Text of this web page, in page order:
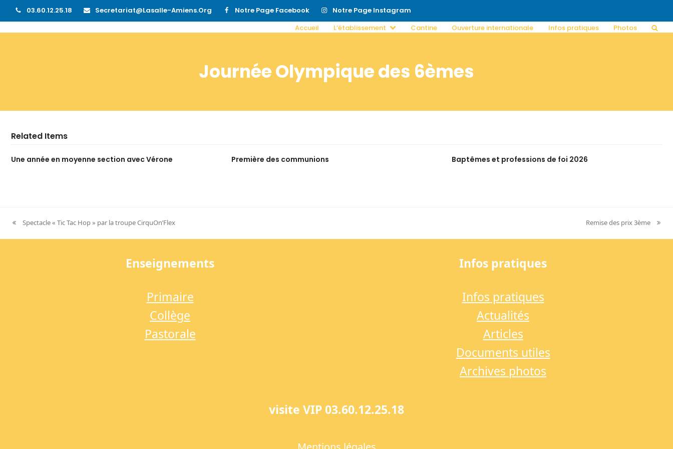
03.60.12.25.18 Secretariat@lasalle-Amiens.org Notre Page Facebook
Notre Page Instagram
Accueil
L’établissement Cantine Ouverture internationale Infos pratiques Photos
Journée Olympique des 6èmes
Related Items
Une année en moyenne section avec Vérone Première des communions Baptêmes et professions de foi 2026
previous
post:
Spectacle « Tic Tac Hop » par la troupe CirquOn’Flex
next
post:
Remise des prix 3ème
Enseignements
Primaire
Collège
Pastorale
Infos pratiques
Infos pratiques
Actualités
Articles
Documents utiles
Archives photos
visite VIP 03.60.12.25.18